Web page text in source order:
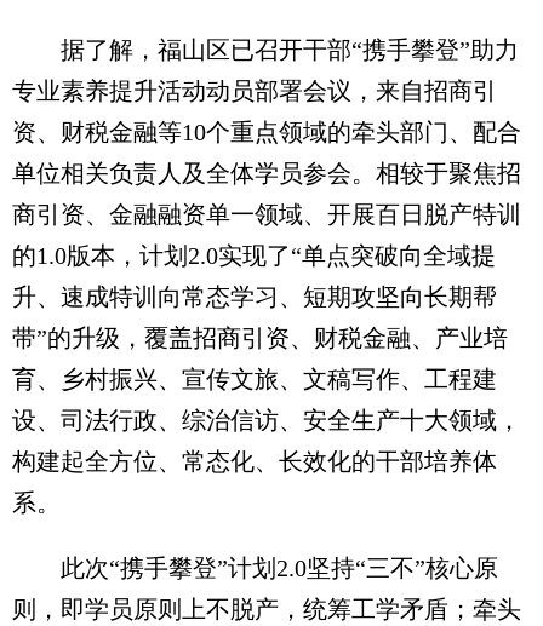
据了解，福山区已召开干部“携手攀登”助力
专业素养提升活动动员部署会议，来自招商引
资、财税金融等10个重点领域的牵头部门、配合
单位相关负责人及全体学员参会。相较于聚焦招
商引资、金融融资单一领域、开展百日脱产特训
的1.0版本，计划2.0实现了“单点突破向全域提
升、速成特训向常态学习、短期攻坚向长期帮
带”的升级，覆盖招商引资、财税金融、产业培
育、乡村振兴、宣传文旅、文稿写作、工程建
设、司法行政、综治信访、安全生产十大领域，
构建起全方位、常态化、长效化的干部培养体
系。
此次“携手攀登”计划2.0坚持“三不”核心原
则，即学员原则上不脱产，统筹工学矛盾；牵头